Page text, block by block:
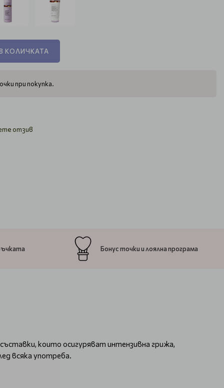
КОЛИЧКАТА
при покупка.
отзив
Бонус точки и лоялна програма
които осигуряват интензивна грижа,
всяка употреба.